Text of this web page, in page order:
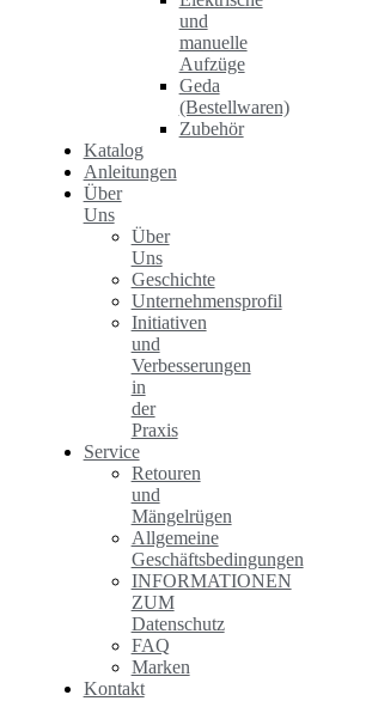
und
manuelle
Aufzüge
Geda
(Bestellwaren)
Zubehör
Katalog
Anleitungen
Über
Uns
Über
Uns
Geschichte
Unternehmensprofil
Initiativen
und
Verbesserungen
in
der
Praxis
Service
Retouren
und
Mängelrügen
Allgemeine
Geschäftsbedingungen
INFORMATIONEN
ZUM
Datenschutz
FAQ
Marken
Kontakt